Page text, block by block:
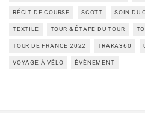
RÉCIT DE COURSE SCOTT SOIN DU
TEXTILE TOUR & ÉTAPE DU TOUR
TOUR DE FRANCE 2022 TRAKA360
VOYAGE À VÉLO ÉVÈNEMENT